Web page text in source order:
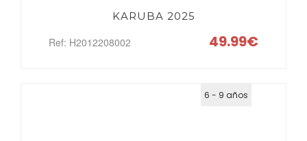
KARUBA 2025
Ref: H2012208002 49.99€
6 - 9 años